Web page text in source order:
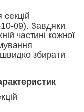
09). Завдяки
частині кожної
збирати